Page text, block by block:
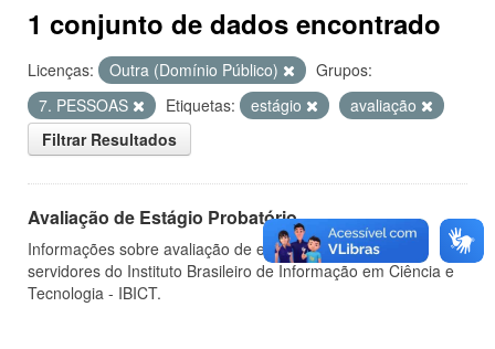
1 conjunto de dados encontrado
Licenças: Outra (Domínio Público)
Grupos:
7. PESSOAS
Etiquetas: estágio
avaliação
Filtrar Resultados
Avaliação de Estágio Probatório
Informações sobre avaliação de estágio probatório de
servidores do Instituto Brasileiro de Informação em Ciência e
Tecnologia - IBICT.